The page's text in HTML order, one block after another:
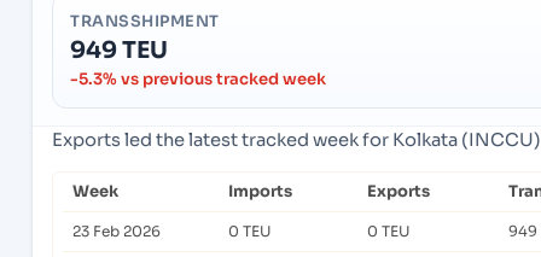
TRANSSHIPMENT
949 TEU
-5.3% vs previous tracked week
Exports led the latest tracked week for Kolkata
Week Imports Exports
23 Feb 2026 0 TEU 0 TEU 949